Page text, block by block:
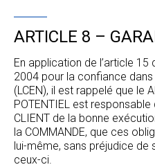
ARTICLE 8 –
En application de l’article 15
2004 pour la confiance
(LCEN), il est rappelé que le
POTENTIEL est responsable
CLIENT de la bonne
la COMMANDE, que ces
lui-même, sans préjudice
ceux-ci.